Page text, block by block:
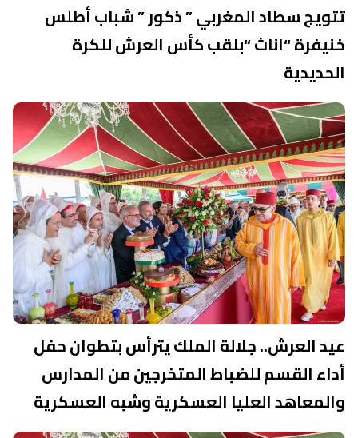
تتويج سطاد المغربي ” ذكور ” شباب أطلس
خنيفرة “اناث “بلقب كأس العرش للكرة
الحديدية
عيد العرش.. جلالة الملك يترأس بتطوان حفل
أداء القسم للضباط المتخرجين من المدارس
والمعاهد العليا العسكرية وشبه العسكرية